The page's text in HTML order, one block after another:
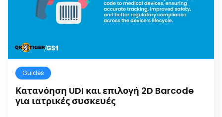
Guides
Κατανόηση UDI και επιλογή 2D Barcode
για ιατρικές συσκευές